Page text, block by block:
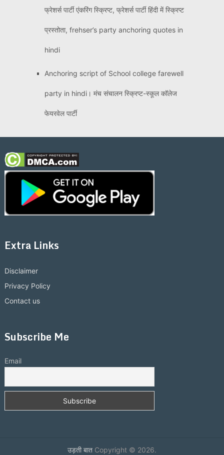
फ्रेशर्स पार्टी एंकरिंग स्क्रिप्ट, फ्रेशर्स पार्टी हिंदी में स्क्रिप्ट
प्रस्तोता, frehser’s party anchoring quotes in
hindi
Anchoring script of School college farewell
party in hindi। मंच संचालन स्क्रिप्ट-स्कूल कॉलेज
फेयरवेल पार्टी
Extra Links
Disclaimer
Privacy Policy
Contact us
Subscribe Me
Email
उड़ती बातCopyright © 2026.